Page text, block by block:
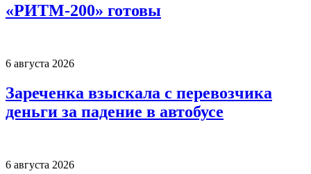
«РИТМ-200» готовы
6 августа 2026
Зареченка взыскала с перевозчика
деньги за падение в автобусе
6 августа 2026